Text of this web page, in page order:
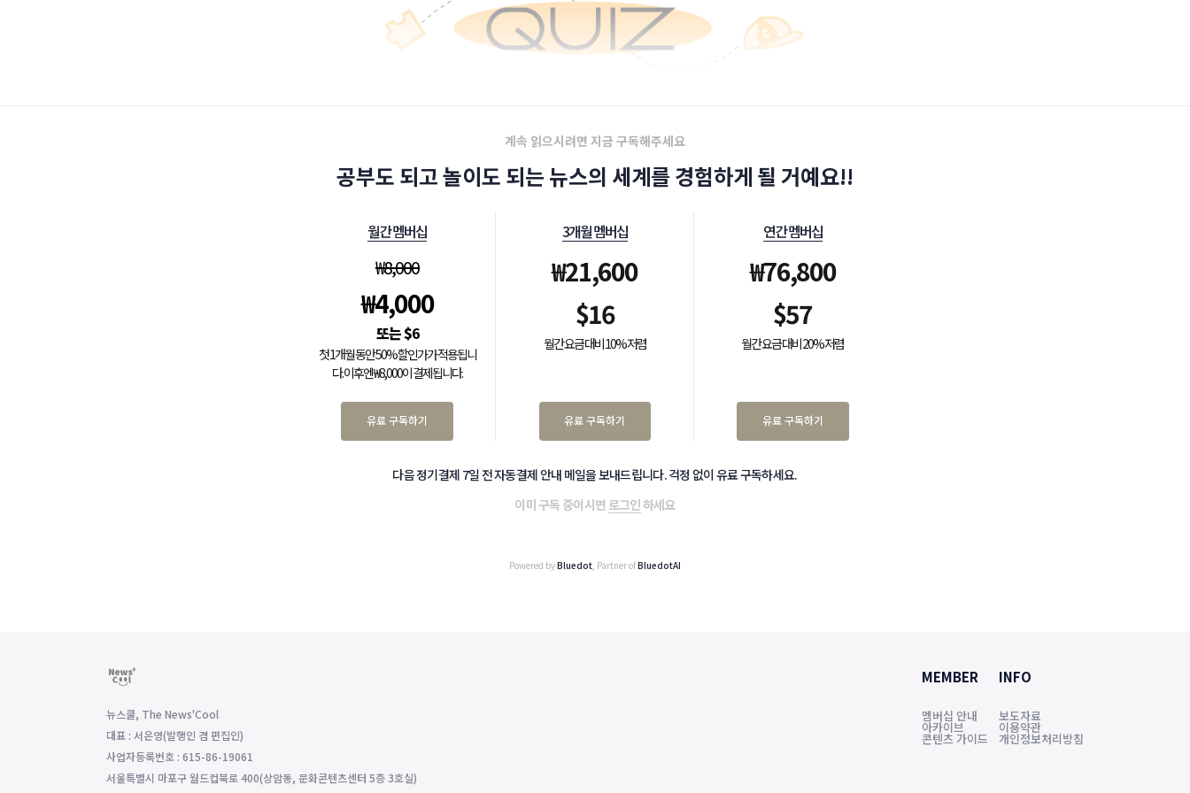
계속 읽으시려면 지금 구독해주세요
공부도 되고 놀이도 되는 뉴스의 세계를 경험하게 될 거예요!!
월간 멤버십
₩8,000
₩4,000
$6
첫 1개월 동안 50% 할인가가 적용됩니
다. 이후엔 ₩8,000이 결제됩니다.
유료 구독하기
3개월 멤버십
₩21,600
$16
월간 요금 대비 10% 저렴
유료 구독하기
연간 멤버십
₩76,800
$57
월간 요금 대비 20% 저렴
유료 구독하기
다음 정기결제 7일 전 자동결제 안내 메일을 보내드립니다. 걱정 없이 유료 구독하세요.
이미 구독 중이시면 로그인하세요
Powered byBluedot , Partner ofBluedotAI
뉴스쿨, The News'Cool
대표 : 서은영(발행인 겸 편집인)
사업자등록번호 : 615-86-19061
서울특별시 마포구 월드컵북로 400(상암동, 문화콘텐츠센터 5층 3호실)
MEMBER
멤버십 안내
아카이브
콘텐츠 가이드
INFO
보도자료
이용약관
개인정보처리방침